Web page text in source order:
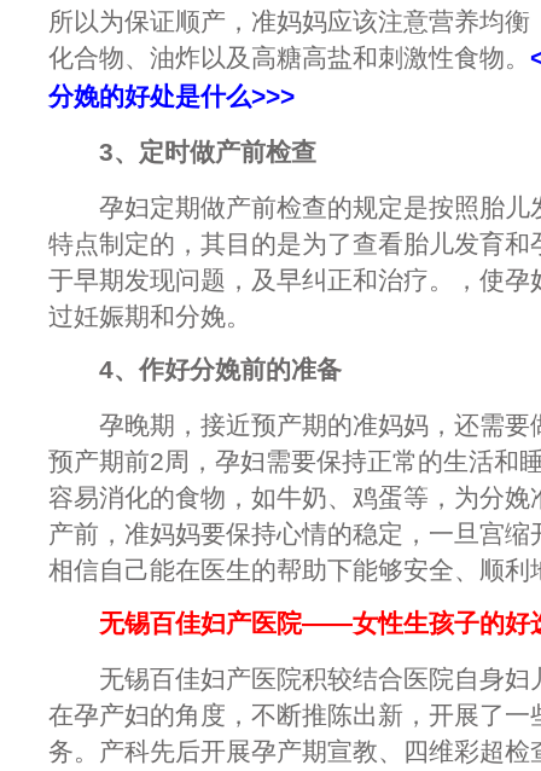
所以为保证顺产，准妈妈应该注意营养均衡
化合物、油炸以及高糖高盐和刺激性食物。
分娩的好处是什么>>>
3、定时做产前检查
孕妇定期做产前检查的规定是按照胎儿
特点制定的，其目的是为了查看胎儿发育和
于早期发现问题，及早纠正和治疗。，使孕
过妊娠期和分娩。
4、作好分娩前的准备
孕晚期，接近预产期的准妈妈，还需要
预产期前2周，孕妇需要保持正常的生活和
容易消化的食物，如牛奶、鸡蛋等，为分娩
产前，准妈妈要保持心情的稳定，一旦宫缩
相信自己能在医生的帮助下能够安全、顺利
无锡百佳妇产医院——女性生孩子的好
无锡百佳妇产医院积较结合医院自身妇
在孕产妇的角度，不断推陈出新，开展了一
务。产科先后开展孕产期宣教、四维彩超检